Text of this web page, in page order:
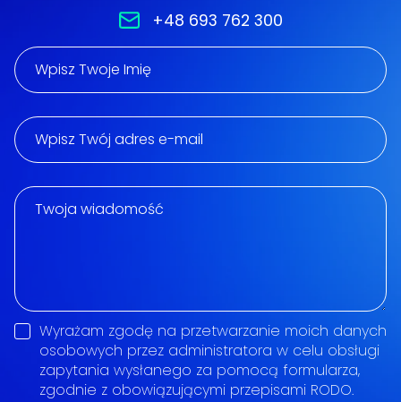
+48 693 762 300
Wyrażam zgodę na przetwarzanie moich danych
osobowych przez administratora w celu obsługi
zapytania wysłanego za pomocą formularza,
zgodnie z obowiązującymi przepisami RODO.